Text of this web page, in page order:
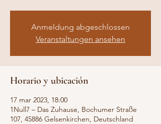
Anmeldung abgeschlossen
Veranstaltungen ansehen
Horario y ubicación
17 mar 2023, 18:00
1Null7 – Das Zuhause, Bochumer Straße
107, 45886 Gelsenkirchen, Deutschland